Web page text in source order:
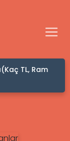
TL, Ram